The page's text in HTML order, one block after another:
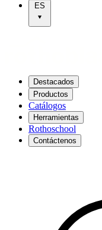
ES
Destacados
Productos
Catálogos
Herramientas
Rothoschool
Contáctenos